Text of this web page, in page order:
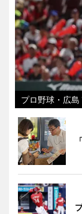
プロ野球・広